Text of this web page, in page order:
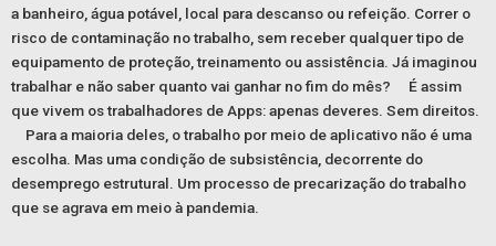
a banheiro, água potável, local para descanso ou refeição. Correr o
risco de contaminação no trabalho, sem receber qualquer tipo de
equipamento de proteção, treinamento ou assistência. Já imaginou
trabalhar e não saber quanto vai ganhar no fim do mês? ⠀ É assim
que vivem os trabalhadores de Apps: apenas deveres. Sem direitos.
⠀ Para a maioria deles, o trabalho por meio de aplicativo não é uma
escolha. Mas uma condição de subsistência, decorrente do
desemprego estrutural. Um processo de precarização do trabalho
que se agrava em meio à pandemia. ⠀